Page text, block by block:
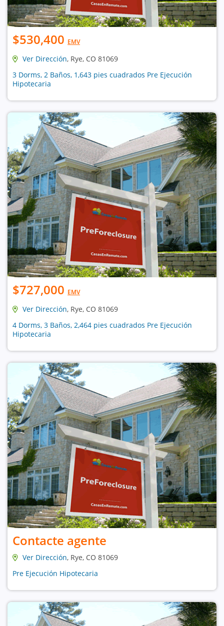
$530,400 EMV
Ver Dirección, Rye, CO 81069
3 Dorms, 2 Baños, 1,643 pies cuadrados Pre Ejecución
Hipotecaria
$727,000 EMV
Ver Dirección, Rye, CO 81069
4 Dorms, 3 Baños, 2,464 pies cuadrados Pre Ejecución
Hipotecaria
Contacte agente
Ver Dirección, Rye, CO 81069
Pre Ejecución Hipotecaria